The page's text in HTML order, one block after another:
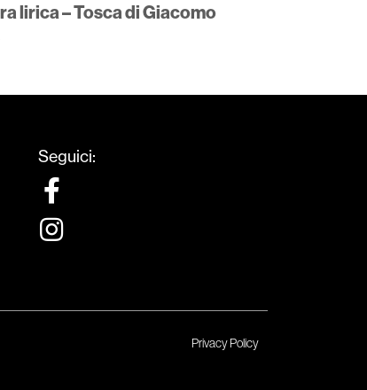
lirica – Tosca di Giacomo
Seguici:
Privacy Policy